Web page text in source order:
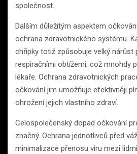
společnost.
Dalším důležitým aspektem
ochrana zdravotnického systému.
chřipky totiž způsobuje velký nárůst
respiračními obtížemi, což mnohdy
lékaře. Ochrana zdravotnických
očkování jim umožňuje efektivněji
ohrožení jejich vlastního zdraví.
Celospolečenský dopad očkování
značný. Ochrana jednotlivců před
minimalizace přenosu viru mezi